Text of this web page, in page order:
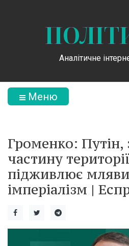
Аналітичне
Меню
Громенко:
частину
підживлює
імперіалізм |